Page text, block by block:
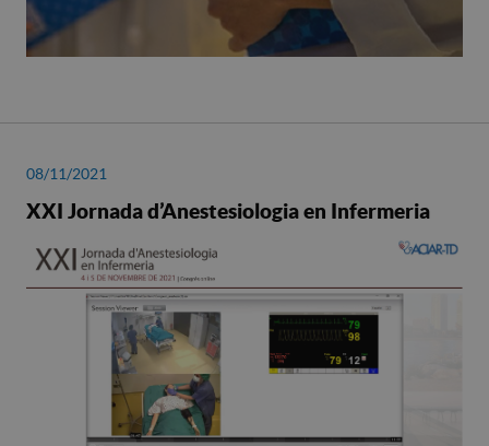
08/11/2021
XXI Jornada d’Anestesiologia en Infermeria